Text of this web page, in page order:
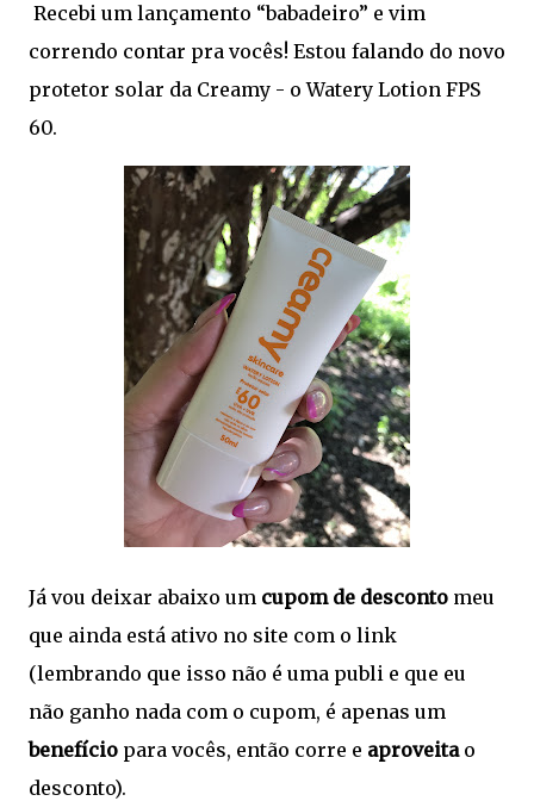
Recebi um lançamento “babadeiro” e vim
correndo contar pra vocês! Estou falando do novo
protetor solar da Creamy - o Watery Lotion FPS
60.
Já vou deixar abaixo um cupom de desconto meu
que ainda está ativo no site com o link
(lembrando que isso não é uma publi e que eu
não ganho nada com o cupom, é apenas um
benefício para vocês, então corre e aproveitao
desconto).